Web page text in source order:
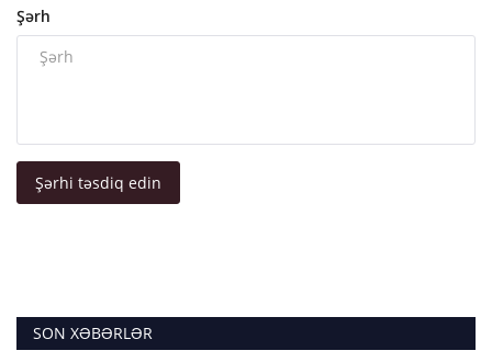
Şərh
Şərhi təsdiq edin
SON XƏBƏRLƏR